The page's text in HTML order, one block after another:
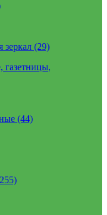
зеркал (29)
газетницы,
(44)